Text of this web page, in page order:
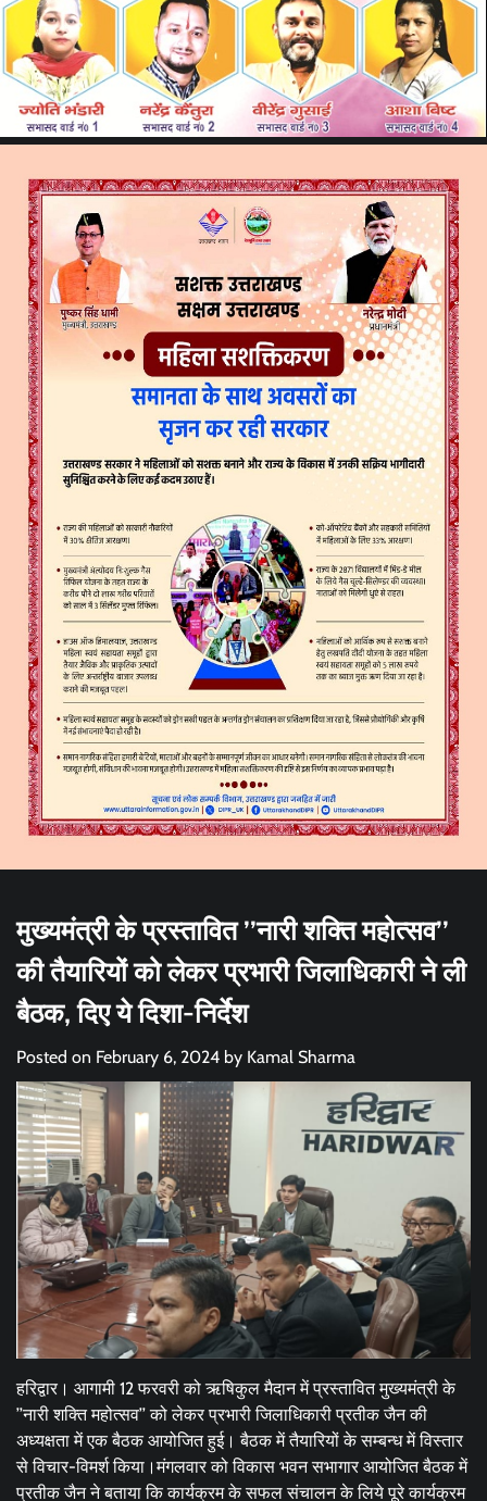
मुख्यमंत्री के प्रस्तावित ’’नारी शक्ति महोत्सव’’
की तैयारियों को लेकर प्रभारी जिलाधिकारी ने ली
बैठक, दिए ये दिशा-निर्देश
Posted on February 6, 2024 by Kamal Sharma
हरिद्वार। आगामी 12 फरवरी को ऋषिकुल मैदान में प्रस्तावित मुख्यमंत्री के
’’नारी शक्ति महोत्सव’’ को लेकर प्रभारी जिलाधिकारी प्रतीक जैन की
अध्यक्षता में एक बैठक आयोजित हुई। बैठक में तैयारियों के सम्बन्ध में विस्तार
से विचार-विमर्श किया।मंगलवार को विकास भवन सभागार आयोजित बैठक में
प्रतीक जैन ने बताया कि कार्यक्रम के सफल संचालन के लिये पूरे कार्यक्रम